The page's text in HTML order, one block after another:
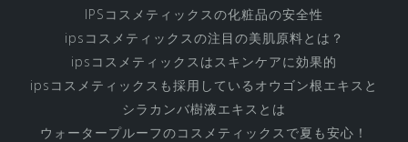
て
IPSコスメティックスの化粧品の安全性
ipsコスメティックスの注目の美肌原料とは？
ipsコスメティックスはスキンケアに効果的
ipsコスメティックスも採用しているオウゴン根エキスと
シラカンバ樹液エキスとは
ウォータープルーフのコスメティックスで夏も安心！